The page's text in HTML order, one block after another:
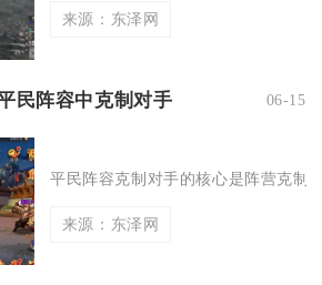
来源：东泽网
民阵容中克制对手 06-15
平民阵容克制对手的核心是阵营克制
来源：东泽网